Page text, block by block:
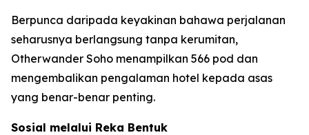
Berpunca daripada keyakinan bahawa perjalanan
seharusnya berlangsung tanpa kerumitan,
Otherwander Soho menampilkan 566 pod dan
mengembalikan pengalaman hotel kepada asas
yang benar-benar penting.
Sosial melalui Reka Bentuk